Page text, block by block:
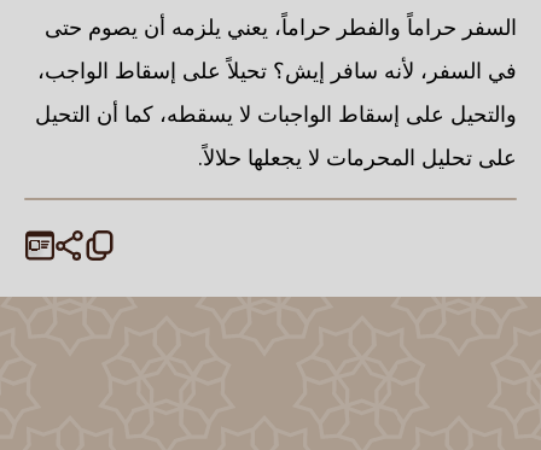
السفر حراماً والفطر حراماً، يعني يلزمه أن يصوم حتى
في السفر، لأنه سافر إيش؟ تحيلاً على إسقاط الواجب،
والتحيل على إسقاط الواجبات لا يسقطه، كما أن التحيل
على تحليل المحرمات لا يجعلها حلالاً.